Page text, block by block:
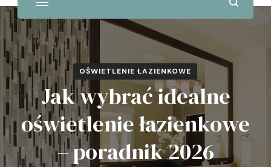
OŚWIETLENIE ŁAZIENKOWE
Jak wybrać idealne
oświetlenie łazienkowe
– poradnik 2026